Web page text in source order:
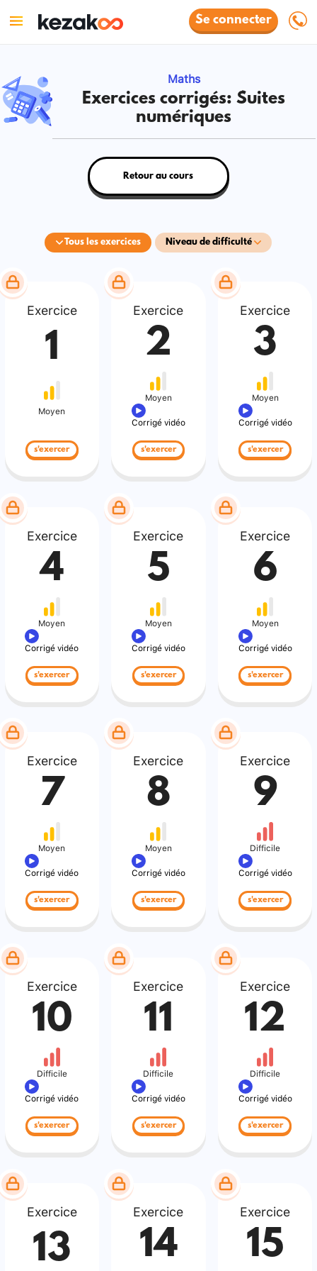
Se connecter
Maths
Exercices corrigés: Suites
numériques
Tous les exercices Niveau de difficulté
Retour au cours
Exercice
1
Moyen
s'exercer
Exercice
2
Moyen
Corrigé vidéo
s'exercer
Exercice
3
Moyen
Corrigé vidéo
s'exercer
Exercice
4
Moyen
Corrigé vidéo
s'exercer
Exercice
5
Moyen
Corrigé vidéo
s'exercer
Exercice
6
Moyen
Corrigé vidéo
s'exercer
Exercice
7
Moyen
Corrigé vidéo
s'exercer
Exercice
8
Moyen
Corrigé vidéo
s'exercer
Exercice
9
Difficile
Corrigé vidéo
s'exercer
Exercice
10
Difficile
Corrigé vidéo
s'exercer
Exercice
11
Difficile
Corrigé vidéo
s'exercer
Exercice
12
Difficile
Corrigé vidéo
s'exercer
Exercice
13
Exercice
14
Exercice
15